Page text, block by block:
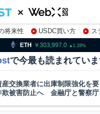
将来性 USDC買い方
ス
銘柄
XRP 163.66
で今最も読まれてい
産交換業者に出庫制限強化を要
欺被害防止へ 金融庁と警察庁